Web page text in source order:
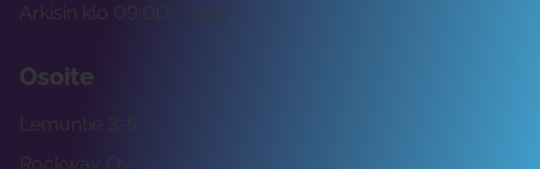
Arkisin klo 09:00 -15:00
Osoite
Rockway Oy
Lemuntie 3-5